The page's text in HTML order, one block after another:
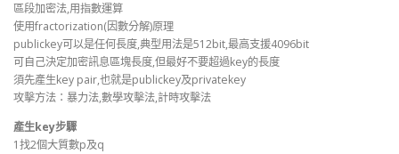
區段加密法,用指數運算
使用fractorization(因數分解)原理
publickey可以是任何長度,典型用法是512bit,最高支援4096bit
可自己決定加密訊息區塊長度,但最好不要超過key的長度
須先產生key pair,也就是publickey及privatekey
攻擊方法：暴力法,數學攻擊法,計時攻擊法
產生key步驟
1找2個大質數p及q